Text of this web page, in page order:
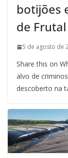
botijões
de Frutal
5 de agosto de
Share this on
alvo de
descoberto na